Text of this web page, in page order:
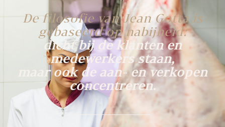
De filosofie van Jean Gotta is
gebaseerd op nabijheid:
dicht bij de klanten en
medewerkers staan,
maar ook de aan- en verkopen
concentreren.